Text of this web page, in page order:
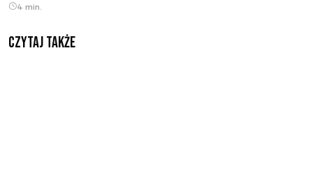
4 min.
Czytaj także